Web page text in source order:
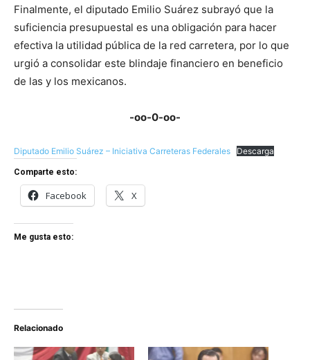
Finalmente, el diputado Emilio Suárez subrayó que la
suficiencia presupuestal es una obligación para hacer
efectiva la utilidad pública de la red carretera, por lo que
urgió a consolidar este blindaje financiero en beneficio
de las y los mexicanos.
-oo-0-oo-
Diputado Emilio Suárez – Iniciativa Carreteras Federales Descarga
Comparte esto:
Facebook X
Me gusta esto:
Relacionado